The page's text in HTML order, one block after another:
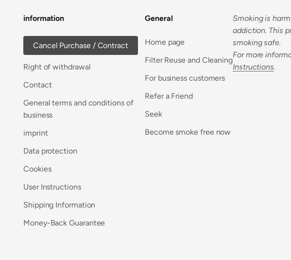
information
Cancel Purchase / Contract
Right of withdrawal
Contact
General terms and conditions of
business
imprint
Data protection
Cookies
User Instructions
Shipping Information
Money-Back Guarantee
General
Home page
Filter Reuse and Cleaning
For business customers
Refer a Friend
Seek
Become smoke free now
Smoking is
addiction. This
smoking safe.
For more
Instructions.